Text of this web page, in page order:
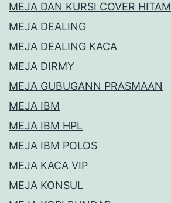
MEJA DAN KURSI COVER HITAM
MEJA DEALING
MEJA DEALING KACA
MEJA DIRMY
MEJA GUBUGANN PRASMAAN
MEJA IBM
MEJA IBM HPL
MEJA IBM POLOS
MEJA KACA VIP
MEJA KONSUL